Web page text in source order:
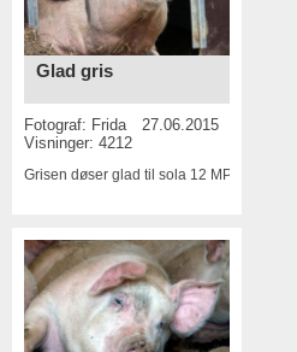
14 MP
Glad gris
Fotograf: Frida
27.06.2015
Visninger: 4212
Grisen døser glad til sola 12 MP